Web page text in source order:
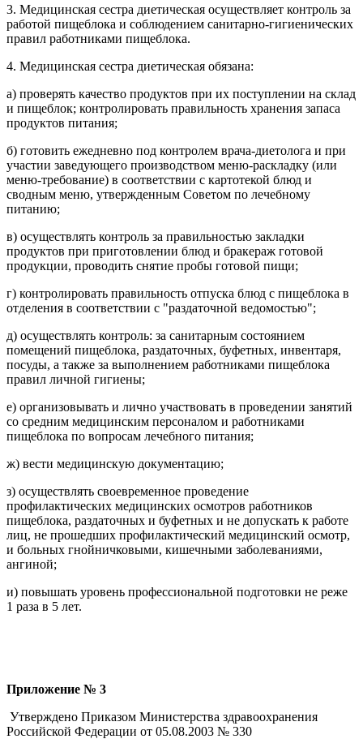
3. Медицинская сестра диетическая осуществляет контроль за
работой пищеблока и соблюдением санитарно-гигиенических
правил работниками пищеблока.
4. Медицинская сестра диетическая обязана:
а) проверять качество продуктов при их поступлении на склад
и пищеблок; контролировать правильность хранения запаса
продуктов питания;
б) готовить ежедневно под контролем врача-диетолога и при
участии заведующего производством меню-раскладку (или
меню-требование) в соответствии с картотекой блюд и
сводным меню, утвержденным Советом по лечебному
питанию;
в) осуществлять контроль за правильностью закладки
продуктов при приготовлении блюд и бракераж готовой
продукции, проводить снятие пробы готовой пищи;
г) контролировать правильность отпуска блюд с пищеблока в
отделения в соответствии с "раздаточной ведомостью";
д) осуществлять контроль: за санитарным состоянием
помещений пищеблока, раздаточных, буфетных, инвентаря,
посуды, а также за выполнением работниками пищеблока
правил личной гигиены;
е) организовывать и лично участвовать в проведении занятий
со средним медицинским персоналом и работниками
пищеблока по вопросам лечебного питания;
ж) вести медицинскую документацию;
з) осуществлять своевременное проведение
профилактических медицинских осмотров работников
пищеблока, раздаточных и буфетных и не допускать к работе
лиц, не прошедших профилактический медицинский осмотр,
и больных гнойничковыми, кишечными заболеваниями,
ангиной;
и) повышать уровень профессиональной подготовки не реже
1 раза в 5 лет.
Приложение № 3
Утверждено Приказом Министерства здравоохранения
Российской Федерации от 05.08.2003 № 330